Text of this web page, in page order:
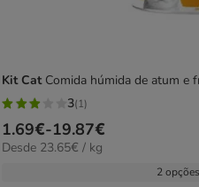
Kit Cat Comida húmida de atum e
3
estrelas
com
3(1)
Preço
de
1.69€-19.87€
23.65€
Desde 23.65€ / kg
2